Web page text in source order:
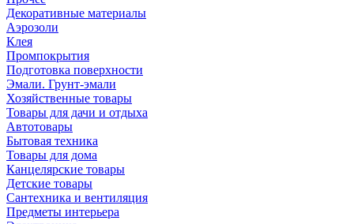
Декоративные материалы
Аэрозоли
Клея
Промпокрытия
Подготовка поверхности
Эмали. Грунт-эмали
Хозяйственные товары
Товары для дачи и отдыха
Автотовары
Бытовая техника
Товары для дома
Канцелярские товары
Детские товары
Сантехника и вентиляция
Предметы интерьера